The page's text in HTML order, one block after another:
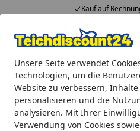
Unsere Seite verwendet
Technologien, um die
Website zu verbessern,
personalisieren und die
analysieren. Mit Ihrer
Verwendung von Cookies
Kauf auf
Alle Produkte
Mein Konto
Suchen
Startseite
Teichprodukte
Heissner Teich-